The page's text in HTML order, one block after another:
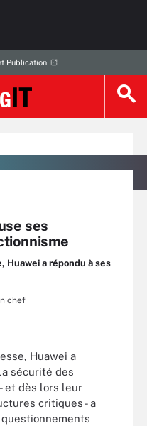
Publication
ses
Huawei a répondu à ses
chef
Huawei a
sécurité des
et dès lors leur
critiques - a